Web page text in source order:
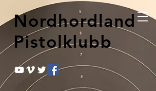
Nordhordland
Pistolklubb